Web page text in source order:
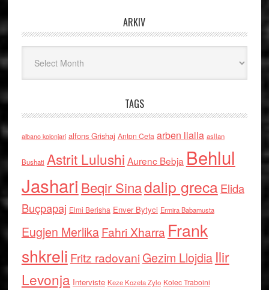
ARKIV
TAGS
albano kolonjari alfons Grishaj Anton Cefa arben llalla asllan
Bushati Astrit Lulushi Aurenc Bebja Behlul
Jashari Beqir Sinadalip grecaElida
Buçpapaj Elmi Berisha Enver Bytyci Ermira Babamusta
Eugjen MerlikaFahri Xharra Frank
shkreli Fritz radovaniGezim Llojdia Ilir
Levonja Interviste Keze Kozeta Zylo Kolec Traboini